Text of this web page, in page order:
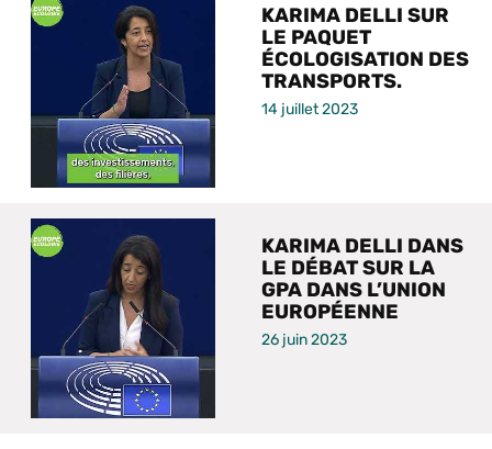
KARIMA DELLI SUR
LE PAQUET
ÉCOLOGISATION DES
TRANSPORTS.
14 juillet 2023
KARIMA DELLI DANS
LE DÉBAT SUR LA
GPA DANS L’UNION
EUROPÉENNE
26 juin 2023